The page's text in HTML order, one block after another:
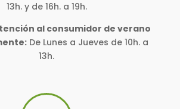
13h. y de 16h. a 19h.
al consumidor de verano
De Lunes a Jueves de 10h. a
13h.